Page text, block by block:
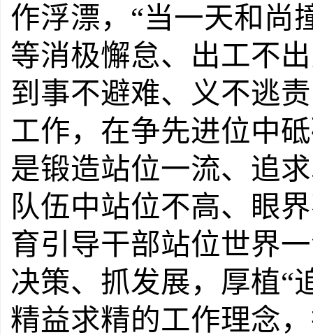
作浮漂， “当一天和尚
等消极懈怠、出工不
到事不避难、义不逃
工作，在争先进位中
是锻造站位一流、追
队伍中站位不高、眼
育引导干部站位世界
决策、抓发展，厚植“
精益求精的工作理念